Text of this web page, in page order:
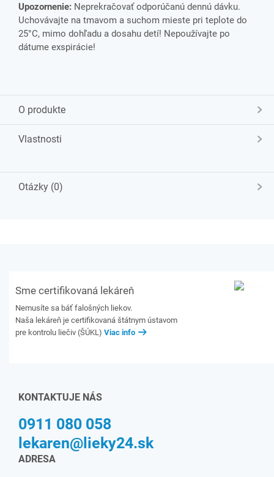
Upozornenie: Neprekračovať odporúčanú dennú dávku.
Uchovávajte na tmavom a suchom mieste pri teplote do
25°C, mimo dohľadu a dosahu detí! Nepoužívajte po
dátume exspirácie!
O produkte
Vlastnosti
Otázky (0)
Sme certifikovaná lekáreň
Nemusíte sa báť falošných liekov.
Naša lekáreň je certifikovaná štátnym ústavom
pre kontrolu liečiv (ŠÚKL) Viac info
KONTAKTUJE NÁS
0911 080 058
lekaren@lieky24.sk
ADRESA